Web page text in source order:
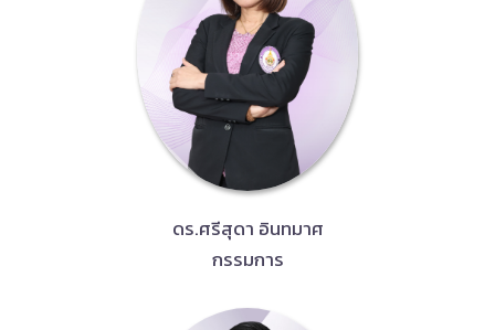
ดร.ศรีสุดา อินทมาศ
กรรมการ